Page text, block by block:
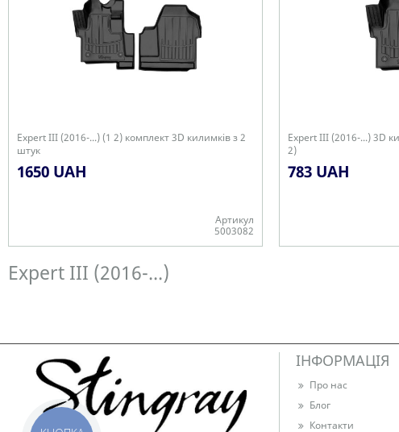
Expert III (2016-...) (1 2) комплект 3D килимків з 2
штук
1650 UAH
Артикул
5003082
Expert III (2016-...) 3D
2)
783 UAH
Expert III (2016-...)
ІНФОРМАЦІЯ
Про нас
Блог
Контакти